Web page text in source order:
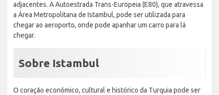
adjacentes. A Autoestrada Trans-Europeia (E80), que atravessa
a Área Metropolitana de Istambul, pode ser utilizada para
chegar ao aeroporto, onde pode apanhar um carro para lá
chegar.
Sobre Istambul
O coração econômico, cultural e histórico da Turquia pode ser